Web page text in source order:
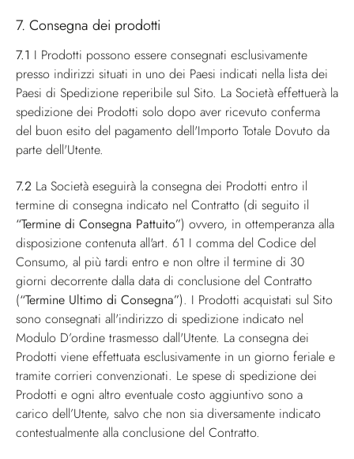
7. Consegna dei prodotti
7.1 I Prodotti possono essere consegnati esclusivamente
presso indirizzi situati in uno dei Paesi indicati nella lista dei
Paesi di Spedizione reperibile sul Sito. La Società effettuerà la
spedizione dei Prodotti solo dopo aver ricevuto conferma
del buon esito del pagamento dell'Importo Totale Dovuto da
parte dell'Utente.
7.2 La Società eseguirà la consegna dei Prodotti entro il
termine di consegna indicato nel Contratto (di seguito il
“Termine di Consegna Pattuito”) ovvero, in ottemperanza alla
disposizione contenuta all'art. 61 I comma del Codice del
Consumo, al più tardi entro e non oltre il termine di 30
giorni decorrente dalla data di conclusione del Contratto
(“Termine Ultimo di Consegna”). I Prodotti acquistati sul Sito
sono consegnati all'indirizzo di spedizione indicato nel
Modulo D’ordine trasmesso dall'Utente. La consegna dei
Prodotti viene effettuata esclusivamente in un giorno feriale e
tramite corrieri convenzionati. Le spese di spedizione dei
Prodotti e ogni altro eventuale costo aggiuntivo sono a
carico dell’Utente, salvo che non sia diversamente indicato
contestualmente alla conclusione del Contratto.